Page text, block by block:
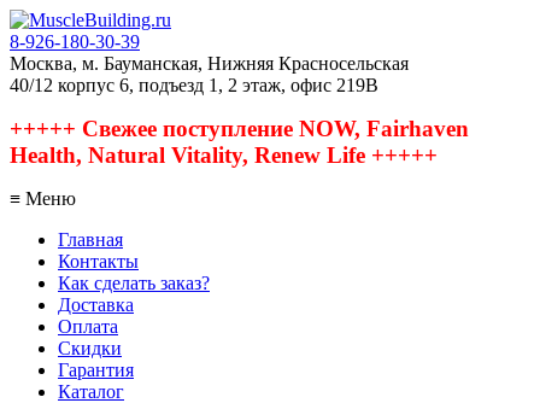
8-926-180-30-39
Москва, м. Бауманская, Нижняя Красносельская
40/12 корпус 6, подъезд 1, 2 этаж, офис 219В
+++++ Свежее поступление NOW, Fairhaven
Health, Natural Vitality, Renew Life +++++
≡ Меню
Главная
Контакты
Как сделать заказ?
Доставка
Оплата
Скидки
Гарантия
Каталог